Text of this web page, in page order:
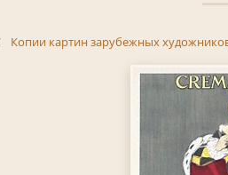
Копии картин зарубежных